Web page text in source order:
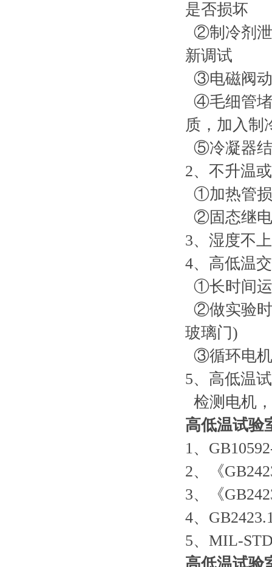
是否损坏
②制冷剂泄
新调试
③电磁阀动
④毛细管堵
质，加入制
⑤冷凝器
2、不升温
①加热管
②固态继
3、湿度不
4、高低温
①长时间运
②做实验时
玻璃门)
③循环电机
5、高低温
检测电机
高低温试验
1、
2、《
3、《
4、
5、MIL-